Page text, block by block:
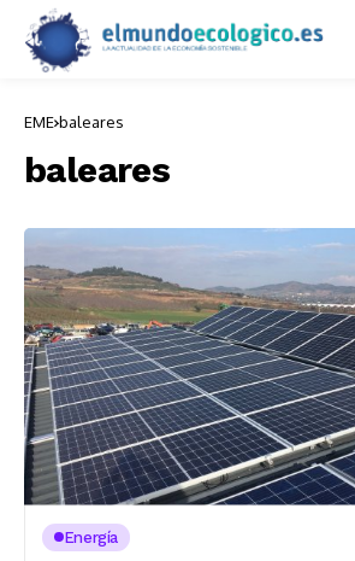
EME baleares
baleares
Energía